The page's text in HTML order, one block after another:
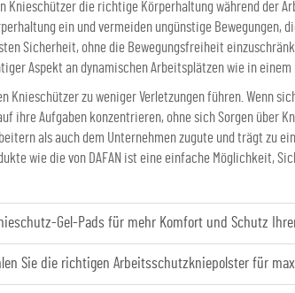
Knieschützer die richtige Körperhaltung während der
ein und vermeiden ungünstige Bewegungen,
Sicherheit, ohne die Bewegungsfreiheit
Aspekt an dynamischen Arbeitsplätzen wie in
Knieschützer zu weniger Verletzungen führen. Wenn
ihre Aufgaben konzentrieren, ohne sich Sorgen über
als auch dem Unternehmen zugute und trägt zu
wie die von DAFAN ist eine einfache Möglichkeit,
Gel-Pads für mehr Komfort und Schutz
Sie die richtigen Arbeitsschutzkniepolster für